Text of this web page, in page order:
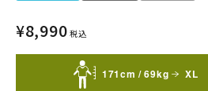
¥8,990 税込
171cm / 69kg XL